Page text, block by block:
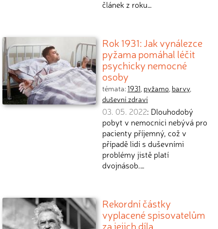
článek z roku…
Rok 1931: Jak vynálezce
pyžama pomáhal léčit
psychicky nemocné
osoby
témata:1931, pyžamo, barvy,
duševní zdraví
03. 05. 2022: Dlouhodobý
pobyt v nemocnici nebývá pro
pacienty příjemný, což v
případě lidí s duševními
problémy jistě platí
dvojnásob.…
Rekordní částky
vyplacené spisovatelům
za jejich díla